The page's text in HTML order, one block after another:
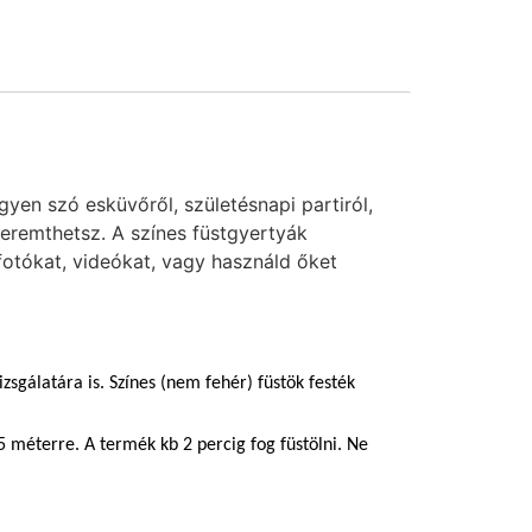
szó esküvőről, születésnapi partiról,
A színes füstgyertyák
videókat, vagy használd őket
is. Színes (nem fehér) füstök festék
méterre. A termék kb 2 percig fog füstölni. Ne